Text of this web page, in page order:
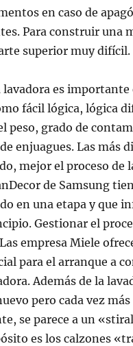
en caso de
Para construir una
superior muy difícil.
lavadora es
fácil lógica, lógica
peso, grado de
enjuagues. Las más
mejor el proceso de
de Samsung
en una etapa y que
Gestionar el
empresa Miele
para el arranque a
Además de la
pero cada vez
se parece a un
es los calzones